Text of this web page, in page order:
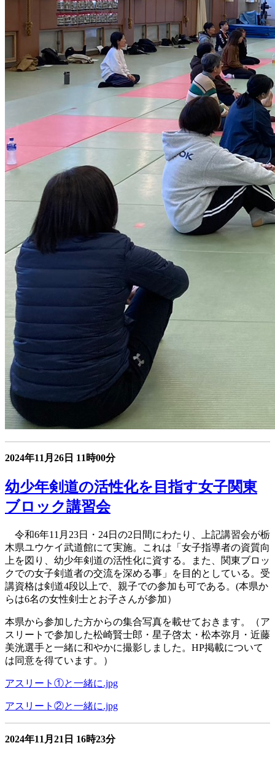
2024年11月26日 11時00分
幼少年剣道の活性化を目指す女子関東
ブロック講習会
令和6年11月23日・24日の2日間にわたり、上記講習会が栃
木県ユウケイ武道館にて実施。これは「女子指導者の資質向
上を図り、幼少年剣道の活性化に資する。また、関東ブロッ
クでの女子剣道者の交流を深める事」を目的としている。受
講資格は剣道4段以上で、親子での参加も可である。(本県か
らは6名の女性剣士とお子さんが参加）
本県から参加した方からの集合写真を載せておきます。（ア
スリートで参加した松崎賢士郎・星子啓太・松本弥月・近藤
美洸選手と一緒に和やかに撮影しました。HP掲載について
は同意を得ています。）
アスリート①と一緒に.jpg
アスリート②と一緒に.jpg
2024年11月21日 16時23分